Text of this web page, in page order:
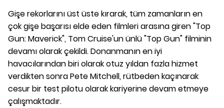
Gişe rekorlarını üst üste kırarak, tüm zamanların en
çok gişe başarısı elde eden filmleri arasına giren "Top
Gun: Maverick", Tom Cruise'un ünlü "Top Gun" filminin
devamı olarak çekildi. Donanmanın en iyi
havacılarından biri olarak otuz yıldan fazla hizmet
verdikten sonra Pete Mitchell, rütbeden kaçınarak
cesur bir test pilotu olarak kariyerine devam etmeye
çalışmaktadır.